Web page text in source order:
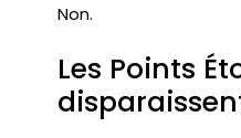
Non.
Les Points